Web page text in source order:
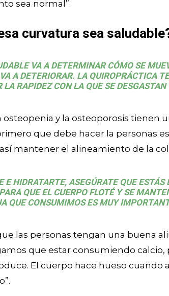
sea normal”.
curvatura sea
VA A DETERMINAR CÓMO SE
A DETERIORAR. LA QUIROPRÁCTICA
LA RAPIDEZ CON LA QUE SE DESGASTAN
osteopenia y la osteoporosis tienen
que debe hacer la personas
mantener el alineamiento de la
E HIDRATARTE, ASEGÚRATE QUE
QUE EL CUERPO FLOTÉ Y SE
QUE CONSUMIMOS ES MUY
las personas tengan una buena
que estar consumiendo
El cuerpo hace hueso cuando